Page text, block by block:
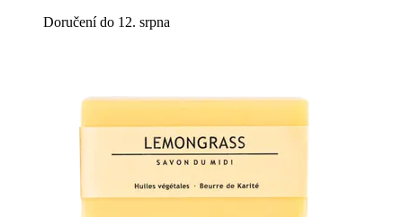
Doručení do 12. srpna